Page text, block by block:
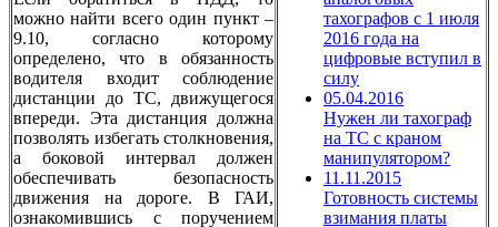
можно найти всего один пункт –
9.10, согласно которому
определено, что в обязанность
водителя входит соблюдение
дистанции до ТС, движущегося
впереди. Эта дистанция должна
позволять избегать столкновения,
а боковой интервал должен
обеспечивать безопасность
движения на дороге. В ГАИ,
ознакомившись с поручением
тахографов с 1 июля
2016 года на
цифровые вступил в
силу
05.04.2016
Нужен ли тахограф
на ТС с краном
манипулятором?
11.11.2015
Готовность системы
взимания платы